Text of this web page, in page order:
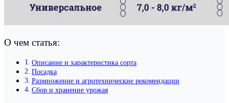
О чем статья:
Описание и характеристика сорта
Посадка
Размножение и агротехнические рекомендации
Сбор и хранение урожая